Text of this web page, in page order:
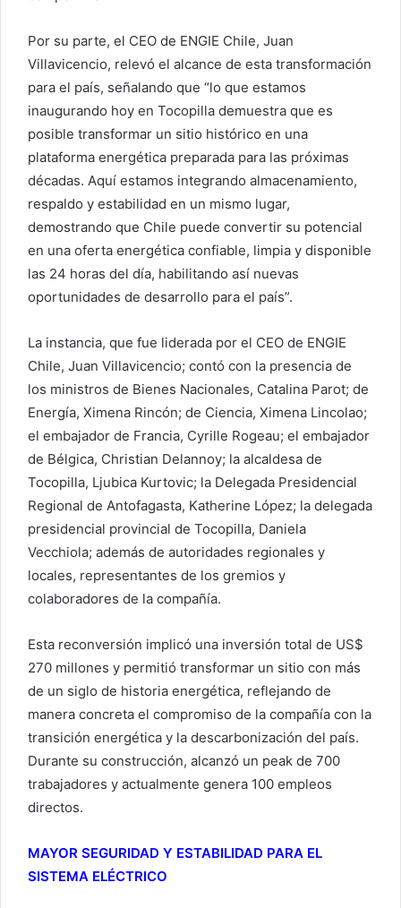
Por su parte, el CEO de ENGIE Chile, Juan
Villavicencio, relevó el alcance de esta transformación
para el país, señalando que “lo que estamos
inaugurando hoy en Tocopilla demuestra que es
posible transformar un sitio histórico en una
plataforma energética preparada para las próximas
décadas. Aquí estamos integrando almacenamiento,
respaldo y estabilidad en un mismo lugar,
demostrando que Chile puede convertir su potencial
en una oferta energética confiable, limpia y disponible
las 24 horas del día, habilitando así nuevas
oportunidades de desarrollo para el país”.
La instancia, que fue liderada por el CEO de ENGIE
Chile, Juan Villavicencio; contó con la presencia de
los ministros de Bienes Nacionales, Catalina Parot; de
Energía, Ximena Rincón; de Ciencia, Ximena Lincolao;
el embajador de Francia, Cyrille Rogeau; el embajador
de Bélgica, Christian Delannoy; la alcaldesa de
Tocopilla, Ljubica Kurtovic; la Delegada Presidencial
Regional de Antofagasta, Katherine López; la delegada
presidencial provincial de Tocopilla, Daniela
Vecchiola; además de autoridades regionales y
locales, representantes de los gremios y
colaboradores de la compañía.
Esta reconversión implicó una inversión total de US$
270 millones y permitió transformar un sitio con más
de un siglo de historia energética, reflejando de
manera concreta el compromiso de la compañía con la
transición energética y la descarbonización del país.
Durante su construcción, alcanzó un peak de 700
trabajadores y actualmente genera 100 empleos
directos.
MAYOR SEGURIDAD Y ESTABILIDAD PARA EL
SISTEMA ELÉCTRICO